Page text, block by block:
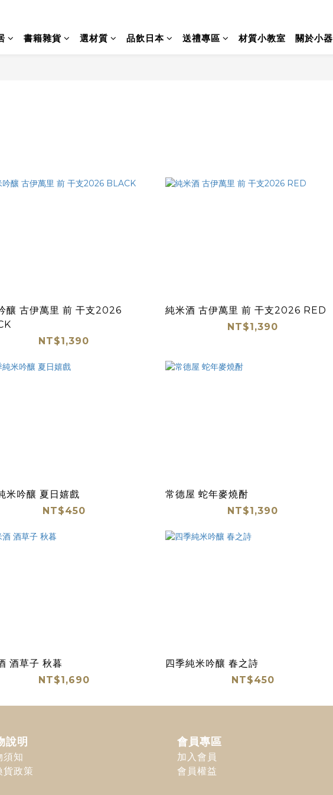
書籍雜貨 選材質 品飲日本 送禮專區 材質小教室 關於小器
釀 古伊萬里 前 干支2026
NT$1,390
純米酒 古伊萬里 前 干支2026 RED
NT$1,390
米吟釀 夏日嬉戲
NT$450
常德屋 蛇年麥燒酎
NT$1,390
酒草子 秋暮
NT$1,690
四季純米吟釀 春之詩
NT$450
說明
須知
貨政策
會員專區
加入會員
會員權益